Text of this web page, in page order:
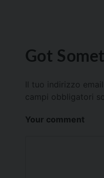
Got
Il tuo indirizzo
campi obbligatori
Your comment